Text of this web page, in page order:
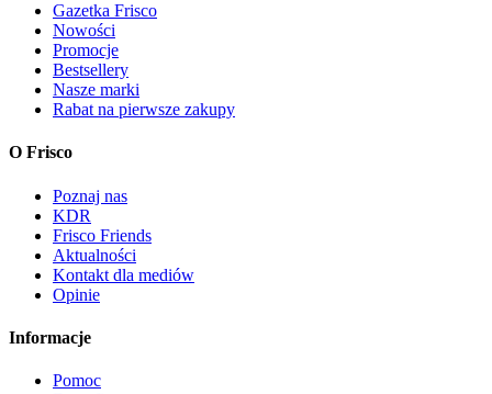
Gazetka Frisco
Nowości
Promocje
Bestsellery
Nasze marki
Rabat na pierwsze zakupy
O Frisco
Poznaj nas
KDR
Frisco Friends
Aktualności
Kontakt dla mediów
Opinie
Informacje
Pomoc